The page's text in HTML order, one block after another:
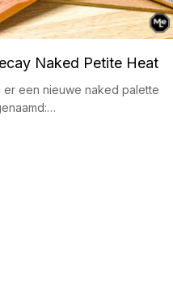
Naked Petite Heat
er een nieuwe naked palette